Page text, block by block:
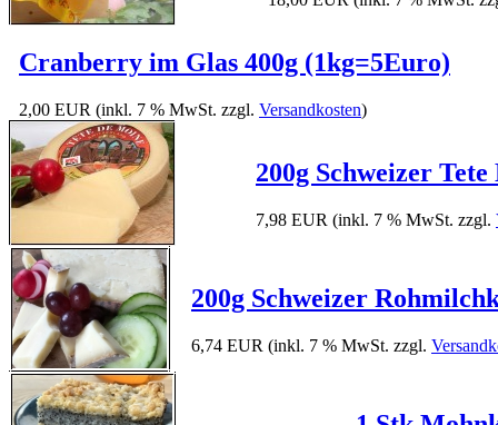
Cranberry im Glas 400g (1kg=5Euro)
2,00 EUR (inkl. 7 % MwSt. zzgl. Versandkosten)
200g Schweizer
7,98 EUR (inkl. 7 % MwSt. zzgl.
200g Schweizer
6,74 EUR (inkl. 7 % MwSt. zzgl.